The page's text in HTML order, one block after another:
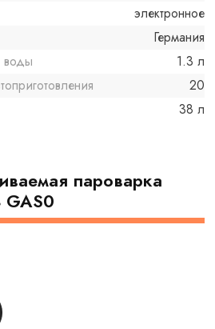
электронное
Германия
воды
1.3 л
20
38 л
пароварка
GAS0